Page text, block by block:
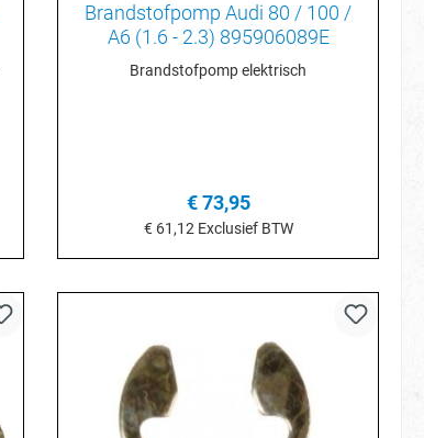
Brandstofpomp Audi 80 / 100 /
A6 (1.6 - 2.3) 895906089E
Brandstofpomp elektrisch
€ 73,95
€ 61,12 Exclusief BTW